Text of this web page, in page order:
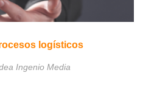
logísticos
Ingenio Media